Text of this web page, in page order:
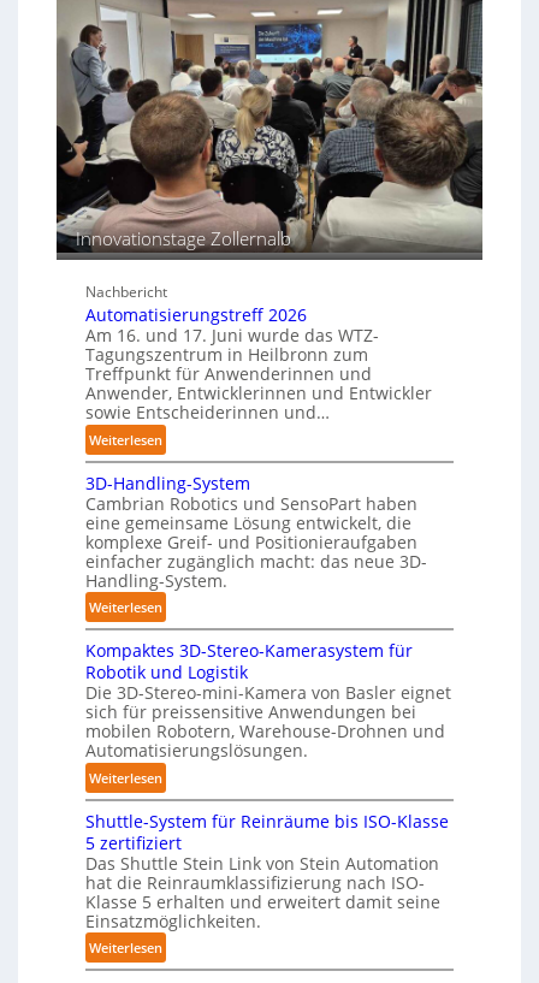
e
s
T
e
a
c
h
e
n
m
a
c
h
i
n
n
p
e
C
o
b
o
t
r
s
o
n
s
e
s
t
n
d
i
g
e
P
o
l
y
m
e
r
l
a
g
e
r
f
ü
r
T
a
u
c
h
r
o
b
o
t
Innovationstage Zollernalb
Nachbericht
Automatisierungstreff 2026
Am 16. und 17. Juni wurde das WTZ-
Tagungszentrum in Heilbronn zum
Treffpunkt für Anwenderinnen und
Anwender, Entwicklerinnen und Entwickler
sowie Entscheiderinnen und…
Weiterlesen:
A
u
t
o
m
a
t
i
s
i
e
r
u
n
g
s
t
r
e
f
f
2
0
3D-Handling-System
Cambrian Robotics und SensoPart haben
eine gemeinsame Lösung entwickelt, die
komplexe Greif- und Positionieraufgaben
einfacher zugänglich macht: das neue 3D-
Handling-System.
Weiterlesen:
3
D
-
H
a
n
d
l
n
g
-
S
y
s
t
Kompaktes 3D-Stereo-Kamerasystem für
Robotik und Logistik
Die 3D-Stereo-mini-Kamera von Basler eignet
sich für preissensitive Anwendungen bei
mobilen Robotern, Warehouse-Drohnen und
Automatisierungslösungen.
Weiterlesen:
K
o
m
p
a
k
t
e
Shuttle-System für Reinräume bis ISO-Klasse
5 zertifiziert
Das Shuttle Stein Link von Stein Automation
hat die Reinraumklassifizierung nach ISO-
Klasse 5 erhalten und erweitert damit seine
Einsatzmöglichkeiten.
Weiterlesen:
S